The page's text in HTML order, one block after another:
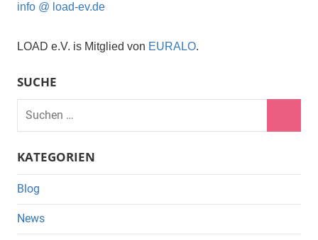
info @ load-ev.de
LOAD e.V. is Mitglied von EURALO.
SUCHE
Suchen
nach:
KATEGORIEN
Blog
News